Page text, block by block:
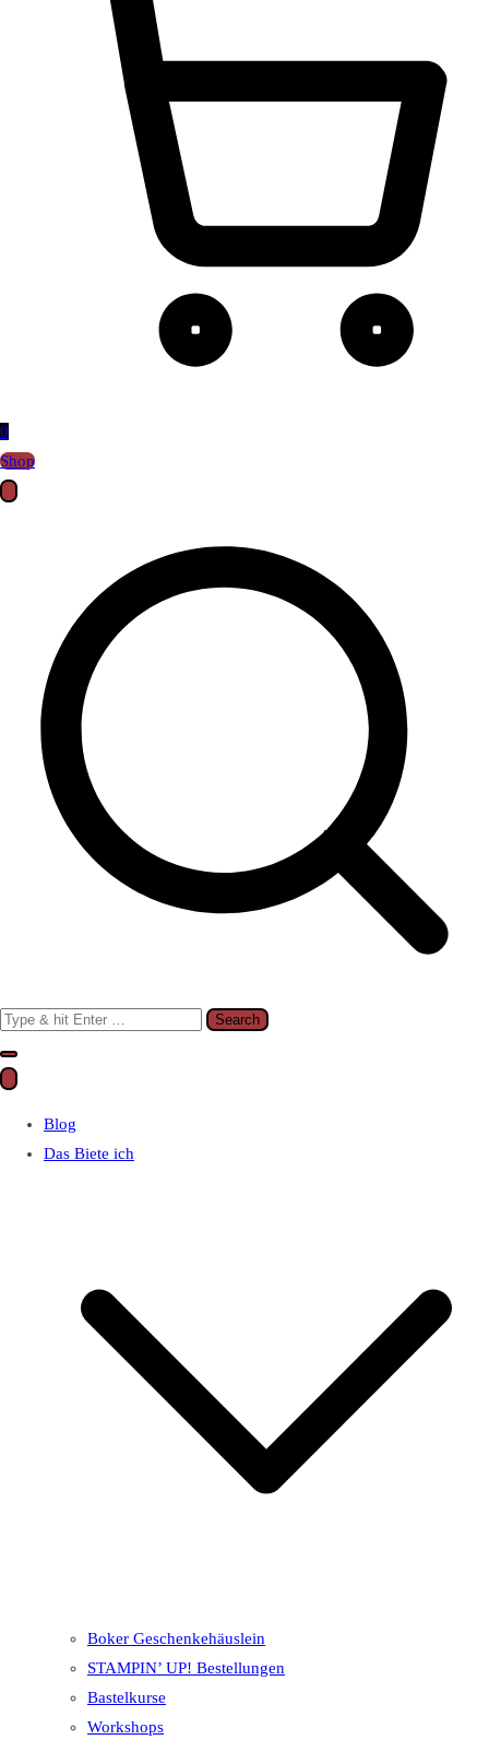
0
Shop
Search
for:
Blog
Das Biete ich
Boker Geschenkehäuslein
STAMPIN’ UP! Bestellungen
Bastelkurse
Workshops